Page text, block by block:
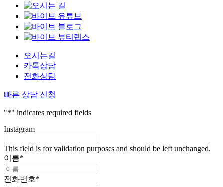
오시는길
카톡상담
전화상담
빠른 상담 신청
"*" indicates required fields
Instagram
This field is for validation purposes and should be left unchanged.
이름*
전화번호*